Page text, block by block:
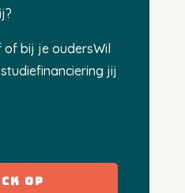
of bij je oudersWil
jij
op